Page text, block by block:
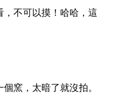
不可以摸！哈哈，這
窯，太暗了就沒拍。